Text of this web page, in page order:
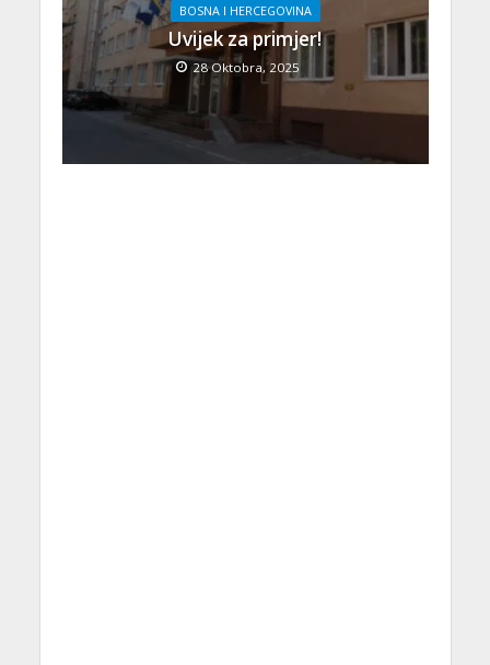
BOSNA I HERCEGOVINA
Uvijek za primjer!
28 Oktobra, 2025